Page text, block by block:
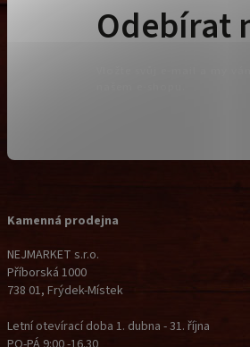
Kamenná prodejna
NEJMARKET s.r.o.
Příborská 1000
738 01, Frýdek-Místek
Letní otevírací doba 1. dubna - 31. října
Odebírat